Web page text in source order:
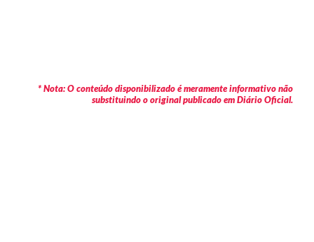
* Nota: O conteúdo disponibilizado é meramente informativo não
substituindo o original publicado em Diário Oficial.